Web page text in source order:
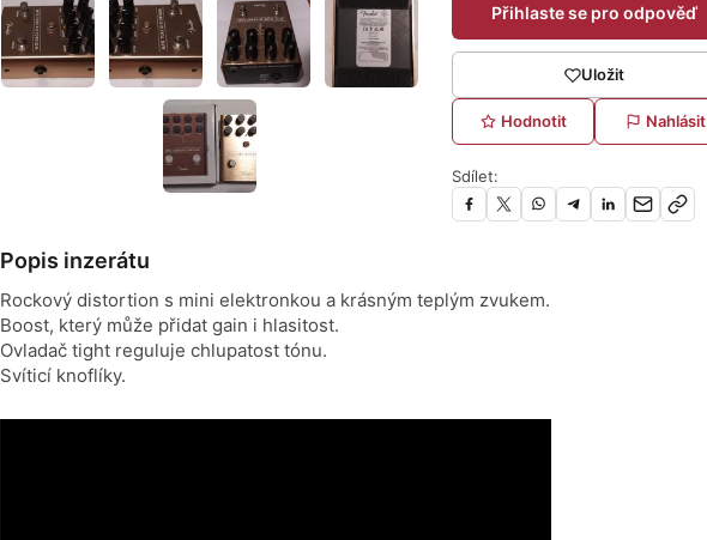
Přihlaste se pro odpověď
Uložit
Hodnotit Nahlásit
Sdílet:
Popis inzerátu
Rockový distortion s mini elektronkou a krásným teplým zvukem.
Boost, který může přidat gain i hlasitost.
Ovladač tight reguluje chlupatost tónu.
Svíticí knoflíky.